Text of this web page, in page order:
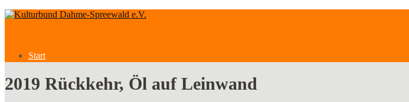
Start
2019 Rückkehr, Öl auf Leinwand